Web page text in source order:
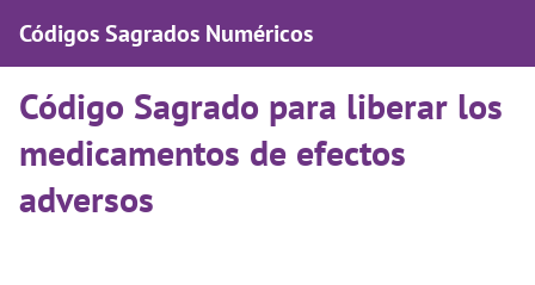
Códigos Sagrados Numéricos
Código Sagrado para liberar los
medicamentos de efectos
adversos